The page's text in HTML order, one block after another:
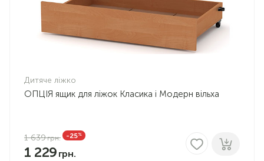
Дитяче ліжко
ОПЦІЯ ящик для ліжок Класика і Модерн вільха
1 639 -25%
1 229